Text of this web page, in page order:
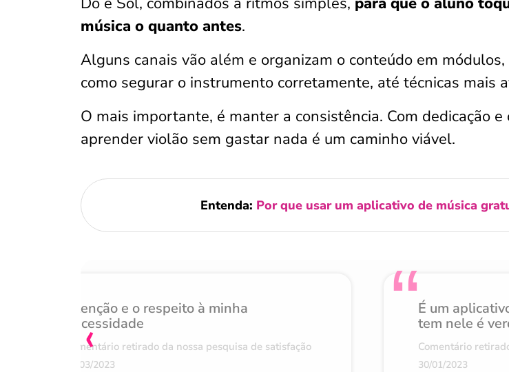
música o quanto antes.
Alguns canais vão além e organizam o conteúdo em
como segurar o instrumento corretamente, até técnicas mais
O mais importante, é manter a consistência. Com dedicação
aprender violão sem gastar nada é um caminho viável.
Entenda: Por que usar um aplicativo de música
Atenção e o respeito à minha
necessidade
Comentário retirado da nossa pesquisa de satisfação
07/03/2023
É um
tem nele é
Comentário
30/01/2023
‹